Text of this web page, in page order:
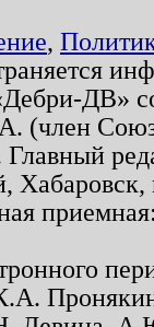
,
ДВ»
(член
Главный
К.А.